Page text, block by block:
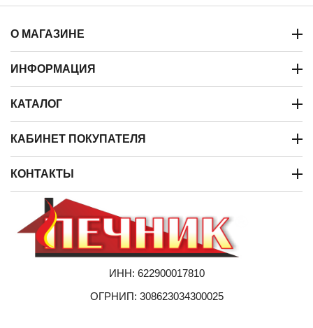
О МАГАЗИНЕ
ИНФОРМАЦИЯ
КАТАЛОГ
КАБИНЕТ ПОКУПАТЕЛЯ
КОНТАКТЫ
ИНН: 622900017810
ОГРНИП: 308623034300025